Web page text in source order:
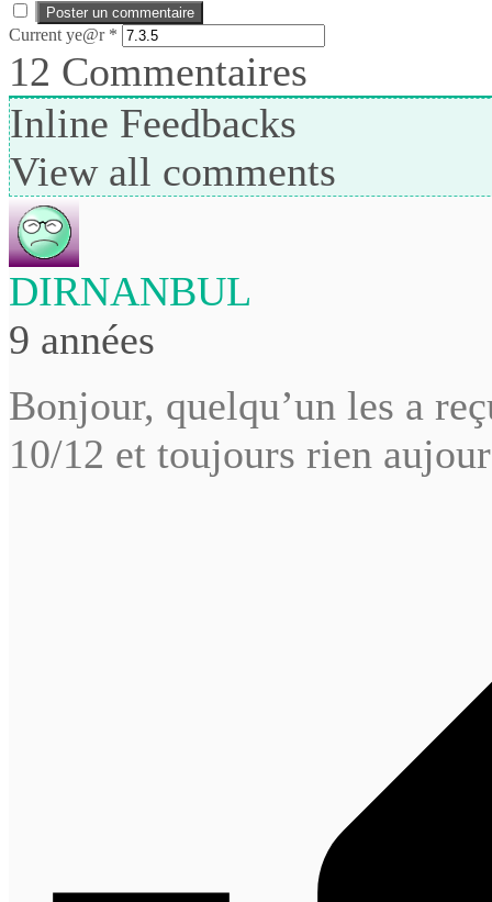
Current ye@r *
12 Commentaires
Inline Feedbacks
View all comments
DIRNANBUL
9 années
Bonjour, quelqu’un les a
10/12 et toujours rien